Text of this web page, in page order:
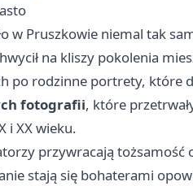
w Pruszkowie niemal tak
na kliszy pokolenia
po rodzinne portrety, które
fotografii, które
i XX wieku.
przywracają
stają się bohaterami